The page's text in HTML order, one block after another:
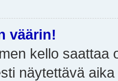
väärin!
kello saattaa
näytettävä